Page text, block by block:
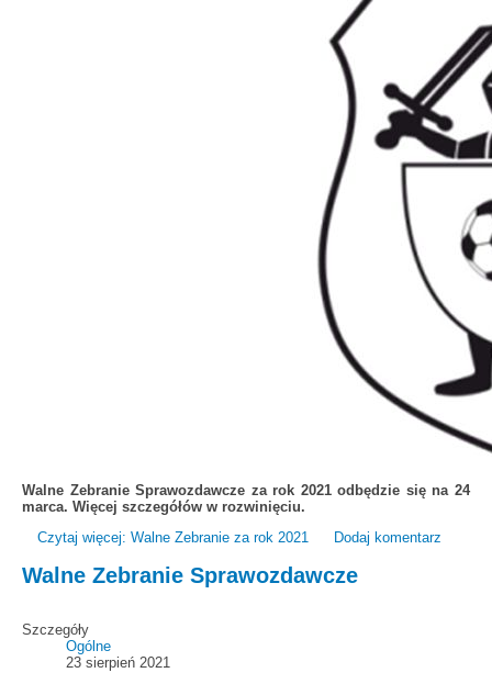
Walne Zebranie Sprawozdawcze za rok 2021 odbędzie się na 24
marca. Więcej szczegółów w rozwinięciu.
Czytaj więcej: Walne Zebranie za rok 2021
Dodaj komentarz
Walne Zebranie Sprawozdawcze
Szczegóły
Ogólne
23 sierpień 2021